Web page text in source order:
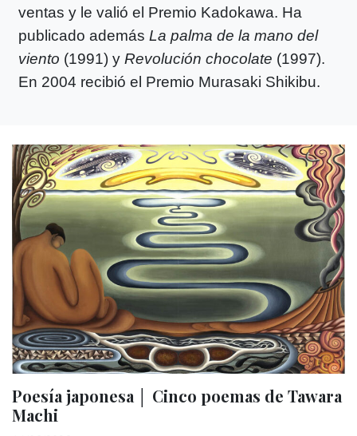
ventas y le valió el Premio Kadokawa. Ha
publicado además La palma de la mano del
viento (1991) y Revolución chocolate (1997).
En 2004 recibió el Premio Murasaki Shikibu.
Poesía japonesa │ Cinco poemas de Tawara
Machi